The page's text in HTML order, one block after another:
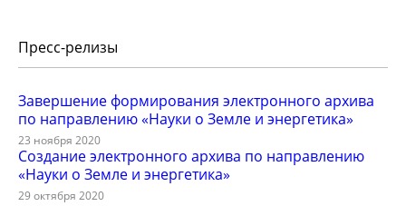
Пресс-релизы
Завершение формирования электронного архива
по направлению «Науки о Земле и энергетика»
23 ноября 2020
Создание электронного архива по направлению
«Науки о Земле и энергетика»
29 октября 2020